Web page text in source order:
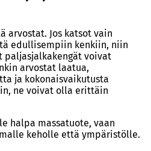
arvostat. Jos katsot vain
edullisempiin kenkiin, niin
voivat
arvostat laatua,
ja kokonaisvaikutusta
ne voivat olla erittäin
halpa massatuote, vaan
keholle että ympäristölle.